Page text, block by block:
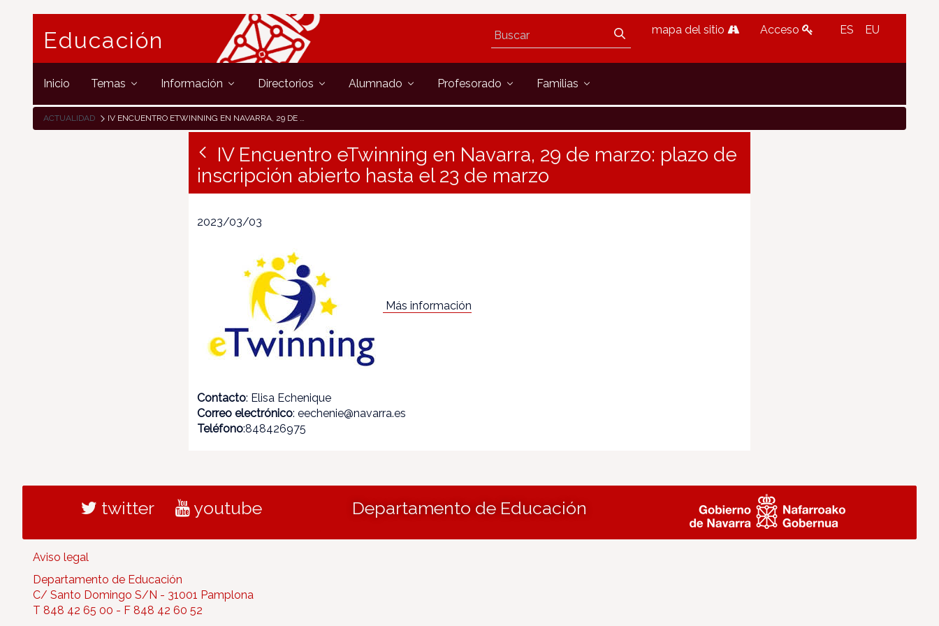
Educación mapa del sitio Acceso ES EU
Inicio Temas Información Directorios Alumnado Profesorado Familias
ACTUALIDAD IV ENCUENTRO ETWINNING EN NAVARRA, 29 DE MARZO: PLAZO DE INSCRIPCIÓN ABIERTO HASTA EL 23 DE MARZO
IV Encuentro eTwinning en Navarra, 29 de marzo: plazo de
inscripción abierto hasta el 23 de marzo
2023/03/03
Más información
Contacto: Elisa Echenique
Correo electrónico: eechenie@navarra.es
Teléfono:848426975
twitter youtube Departamento de Educación
Aviso legal
Departamento de Educación
C/ Santo Domingo S/N - 31001 Pamplona
T 848 42 65 00 - F 848 42 60 52